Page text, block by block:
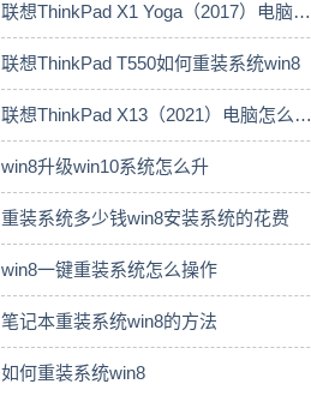
联想ThinkPad X1 Yoga（2017）电脑安装
联想ThinkPad T550如何重装系统win8
联想ThinkPad X13（2021）电脑怎么重装
win8升级win10系统怎么升
重装系统多少钱win8安装系统的花费
win8一键重装系统怎么操作
笔记本重装系统win8的方法
如何重装系统win8